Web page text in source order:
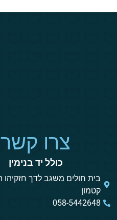
צרו קשר
כולל יד בנימין
קטמון
058-5442648